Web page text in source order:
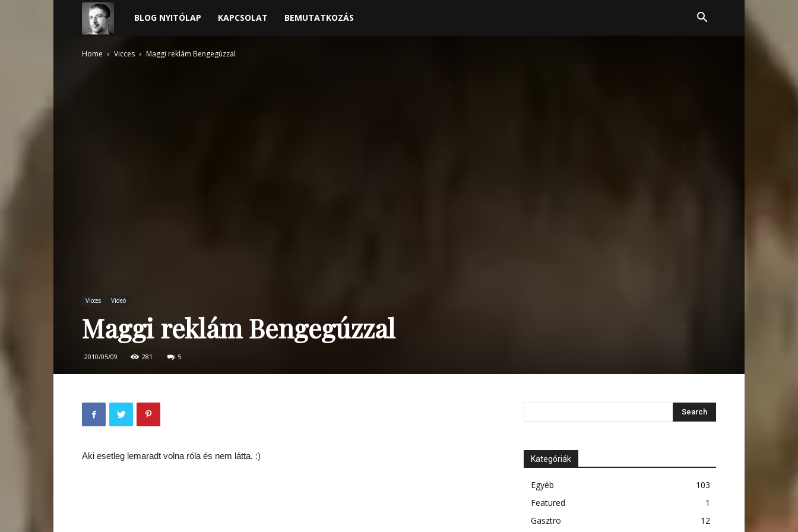
Harder
blogja
BLOG NYITÓLAP KAPCSOLAT BEMUTATKOZÁS
Home Vicces Maggi reklám Bengegúzzal
Vicces Videó
Maggi reklám Bengegúzzal
2010/05/09 281 5
Aki esetleg lemaradt volna róla és nem látta. :) Kategóriák
Egyéb
103
Featured
1
Gasztro
12